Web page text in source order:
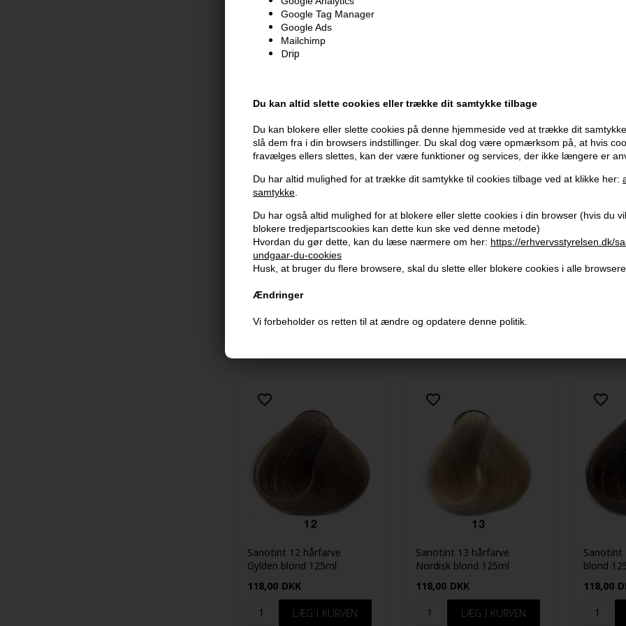
Google Tag Manager
Google Ads
Mailchimp
Drip
Du kan altid slette cookies eller trække dit samtykke tilbage
Du kan blokere eller slette cookies på denne hjemmeside ved at trække dit
slå dem fra i din browsers indstillinger. Du skal dog være opmærksom på, at hvis
fravælges ellers slettes, kan der være funktioner og services, der ikke længere er
Du har altid mulighed for at trække dit samtykke til cookies tilbage ved at klikke her:
samtykke.
Du har også altid mulighed for at blokere eller slette cookies i din browser (hvis du
blokere tredjepartscookies kan dette kun ske ved denne metode)
Hvordan du gør dette, kan du læse nærmere om her: https://erhvervsstyrelsen.dk/
undgaar-du-cookies
Husk, at bruger du flere browsere, skal du slette eller blokere cookies i alle
Ændringer
Vi forbeholder os retten til at ændre og opdatere denne politik.
Sanotint 09 hårfarve
Naturlig blond 125ml
118,00 DKK
Revlon Nutri Color Filters
821 Silver Beige 240ml
Normalpris: 138,00
931
Sanotint 12 hårfarve
Gylden blond 125ml
118,00 DKK
Sanotint 13 hårfarve
Nordisk blond 125ml
118,00 DKK
Sanotint
blond
118,00